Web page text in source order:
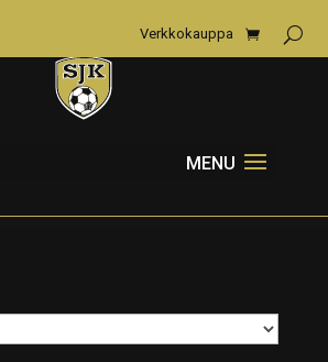
Verkkokauppa